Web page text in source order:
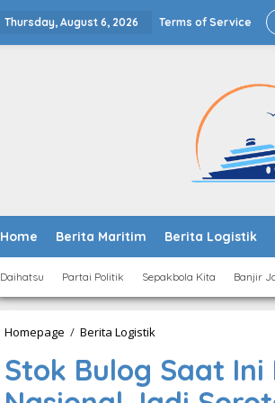
Thursday, August 6, 2026 Terms of Service
Home Berita Maritim Berita Logistik
Daihatsu Partai Politik Sepakbola Kita Banjir
Homepage / Berita Logistik
Saat
Ini
Menguat,
Stok Bulog Saat